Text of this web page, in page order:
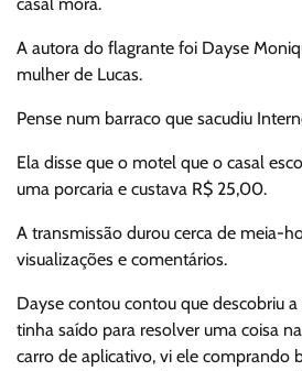
casal mora.
A autora do flagrante foi Dayse
mulher de Lucas.
Pense num barraco que sacudiu
Ela disse que o motel que o casal
uma porcaria e custava R$ 25,00.
A transmissão durou cerca de meia-
visualizações e comentários.
Dayse contou contou que descobriu a
tinha saído para resolver uma coisa
carro de aplicativo, vi ele comprando